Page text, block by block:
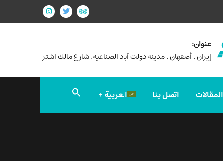
عنوان:
إيران . أصفهان . مدينة دولت آباد الصناعية. شارع مالك اشتر
المقالات اتصل بنا العربية Search
for: